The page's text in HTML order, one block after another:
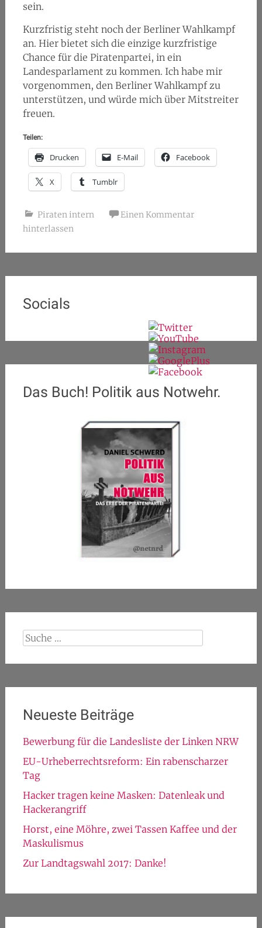
sein.
Kurzfristig steht noch der Berliner Wahlkampf
an. Hier bietet sich die einzige kurzfristige
Chance für die Piratenpartei, in ein
Landesparlament zu kommen. Ich habe mir
vorgenommen, den Berliner Wahlkampf zu
unterstützen, und würde mich über Mitstreiter
freuen.
Teilen:
Drucken E-Mail Facebook
X Tumblr
Piraten intern
Einen Kommentar
hinterlassen
Socials
Das Buch! Politik aus Notwehr.
Suche
nach:
Neueste Beiträge
Bewerbung für die Landesliste der Linken NRW
EU-Urheberrechtsreform: Ein rabenscharzer
Tag
Hacker tragen keine Masken: Datenleak und
Hackerangriff
Horst, eine Möhre, zwei Tassen Kaffee und der
Maskulismus
Zur Landtagswahl 2017: Danke!